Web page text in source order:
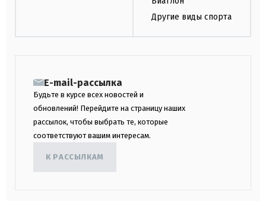
Другие виды спорта
E-mail-рассылка
Будьте в курсе всех новостей и
обновлений! Перейдите на страницу наших
рассылок, чтобы выбрать те, которые
соответствуют вашим интересам.
К РАССЫЛКАМ